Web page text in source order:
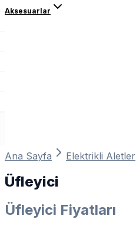
Aksesuarlar
Ana Sayfa Elektrikli Aletler
Üfleyici
Üfleyici Fiyatları